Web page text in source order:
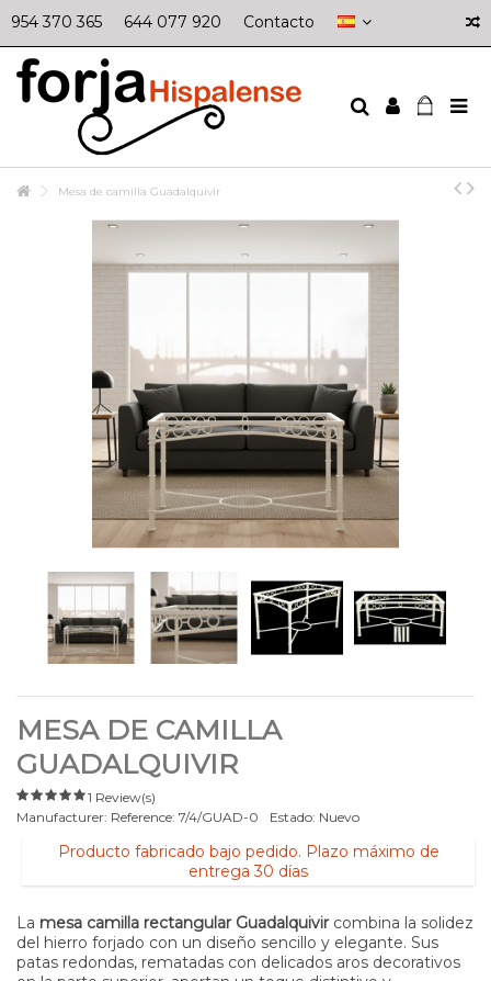
954 370 365 644 077 920 Contacto
Mesa de camilla Guadalquivir
MESA DE CAMILLA
GUADALQUIVIR
1 Review(s)
Manufacturer: Reference: 7/4/GUAD-0 Estado: Nuevo
Producto fabricado bajo pedido. Plazo máximo de
entrega 30 días
La mesa camilla rectangular Guadalquivircombina la solidez
del hierro forjado con un diseño sencillo y elegante. Sus
patas redondas, rematadas con delicados aros decorativos